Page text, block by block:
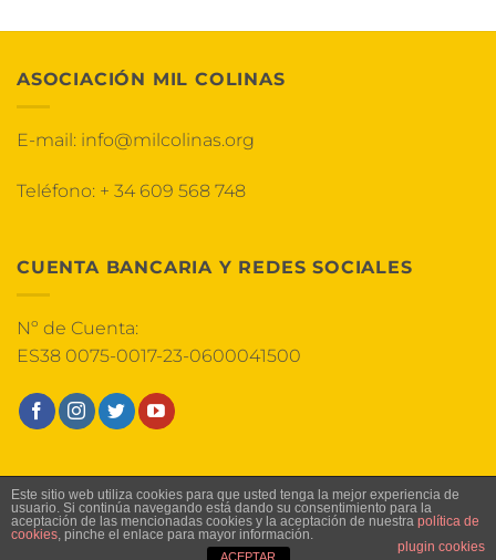
ASOCIACIÓN MIL COLINAS
E-mail: info@milcolinas.org
Teléfono: + 34 609 568 748
CUENTA BANCARIA Y REDES SOCIALES
Nº de Cuenta:
ES38 0075-0017-23-0600041500
HOME AVISO LEGAL
TÉRMINOS Y CONDICIONES
POLÍTICA DE COOKIES
POLÍTICA DE PRIVACIDAD
Copyright 2026 ©Milcolinas.org
Este sitio web utiliza cookies para que usted tenga la mejor experiencia de
usuario. Si continúa navegando está dando su consentimiento para la
aceptación de las mencionadas cookies y la aceptación de nuestra política de
cookies, pinche el enlace para mayor información.
plugin cookies
ACEPTAR